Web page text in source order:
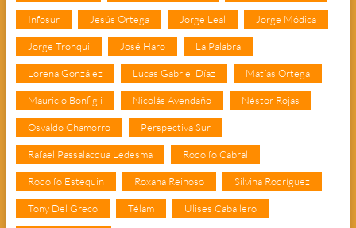
Infosur Jesús Ortega Jorge Leal Jorge Módica
Jorge Tronqui José Haro La Palabra
Lorena González Lucas Gabriel Díaz Matías Ortega
Mauricio Bonfigli Nicolás Avendaño Néstor Rojas
Osvaldo Chamorro Perspectiva Sur
Rafael Passalacqua Ledesma Rodolfo Cabral
Rodolfo Estequin Roxana Reinoso Silvina Rodríguez
Tony Del Greco Télam Ulises Caballero